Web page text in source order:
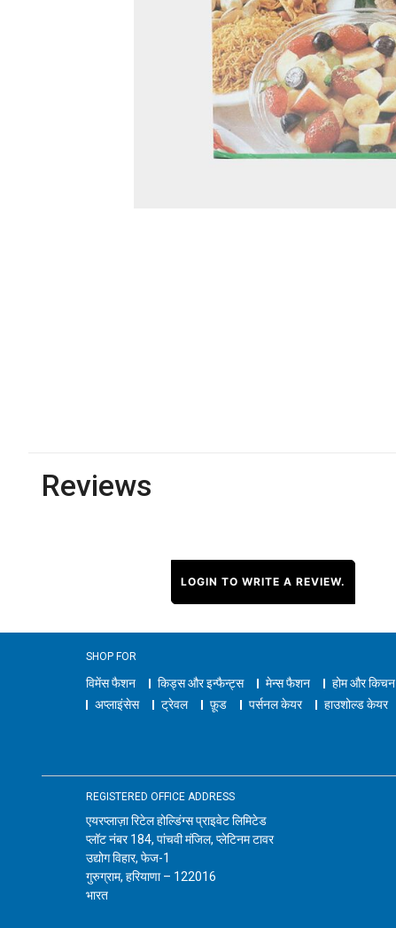
Reviews
LOGIN TO WRITE A REVIEW.
SHOP FOR
विमेंस फैशन किड्स और इन्फैन्ट्स मेन्स फैशन
होम और किचन
अप्लाइंसेस
ट्रेवल फ़ूड पर्सनल केयर हाउशोल्ड केयर
REGISTERED OFFICE ADDRESS
एयरप्लाज़ा रिटेल होल्डिंग्स प्राइवेट लिमिटेड
प्लॉट नंबर 184, पांचवी मंजिल, प्लेटिनम टावर
उद्योग विहार, फेज-1
गुरुग्राम, हरियाणा – 122016
भारत